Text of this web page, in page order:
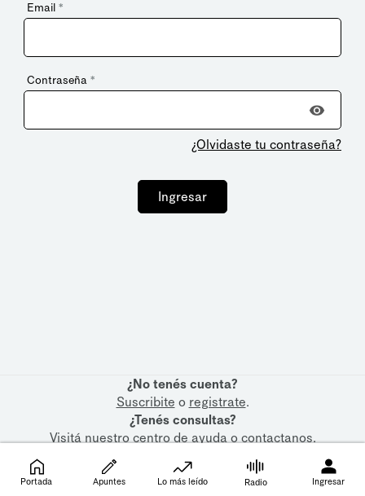
Email *
Contraseña *
¿Olvidaste tu contraseña?
Ingresar
¿No tenés cuenta?
Suscribite o registrate.
¿Tenés consultas?
Visitá nuestrocentro de ayudaocontactanos.
Portada Apuntes Lo más leído Radio Ingresar